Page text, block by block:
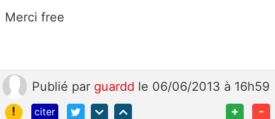
Merci free
Publié par guardd le 06/06/2013 à 16h59
!
citer + -